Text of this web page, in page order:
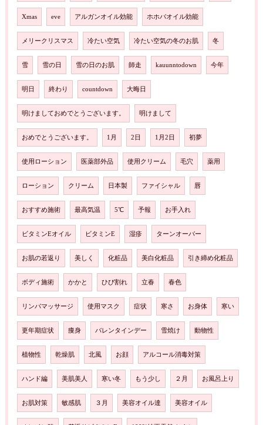
Xmas eve アルガンオイル効能 ホホバオイル効能
メリークリスマス 冷たい空気 冷たい空気の冬のお肌 冬
雪 雪の日 雪の日のお肌 師走 kauunntodown 今年
明日 終わり countdown 大晦日
明けましておめでとうございます。 明けまして
おめでとうございます。 1月 2日 1月2日 初夢
使用ローション 医薬部外品 使用クリーム 毛穴 薬用
ローション クリーム 日本製 ファイシャル 唇
おすすめ施術 最高気温 5℃ 予報 お手入れ
ビタミンEオイル ビタミンE 湿疹 ターンオーバー
お肌の若返り 美しく 化粧品 美白化粧品 引き締め化粧品
ボディ施術 かかと ひび割れ 立春 春色
リンパマッサージ 使用マスク 症状 寒さ お身体 寒い
更年期症状 痩身 バレンタインデー 雪焼け 動物性
植物性 乾燥肌 北風 お顔 アルコール消毒対策
ハンド編 美肌美人 寒い冬 もう少し ２月 お風呂上り
お肌対策 敏感肌 ３月 美容オイル達 美容オイル